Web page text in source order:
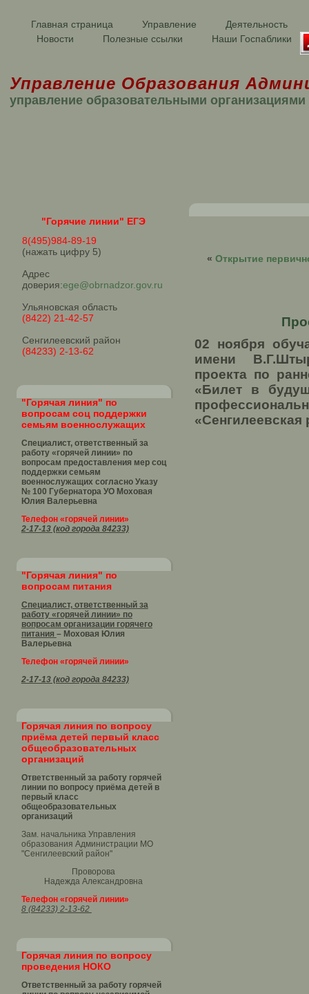
Главная страница Управление
Деятельность
Новости
Полезные ссылки Наши Госпаблики
Управление Образования
управление образовательными организациями
"Горячие линии" ЕГЭ
8(495)984-89-19
(нажать цифру 5)
Адрес
доверия:ege@obrnadzor.gov.ru
Ульяновская область
(8422) 21-42-57
Сенгилеевский район
(84233) 2-13-62
"Горячая линия" по
вопросам соц поддержки
семьям военнослужащих
Специалист, ответственный за
работу «горячей линии» по
вопросам предоставления мер соц
поддержки семьям
военнослужащих согласно Указу
№ 100 Губернатора УОМоховая
Юлия Валерьевна
Телефон «горячей линии»
2-17-13 (код города 84233)
"Горячая линия" по
вопросам питания
Специалист, ответственный за
работу «горячей линии» по
вопросам организации горячего
питания – Моховая Юлия
Валерьевна
Телефон «горячей линии»
2-17-13 (код города 84233)
Горячая линия по вопросу
приёма детей первый класс
общеобразовательных
организаций
Ответственный за работу горячей
линии по вопросу приёма детей в
первый класс
общеобразовательных
организаций
Зам. начальника Управления
образования Администрации МО
"Сенгилеевский район"
Проворова
Надежда Александровна
Телефон «горячей линии»
8 (84233) 2-13-62
Горячая линия по вопросу
проведения НОКО
Ответственный за работу горячей
«Открытие
02 ноября
имени
проекта по
«Билет в
«Сенгилеевская